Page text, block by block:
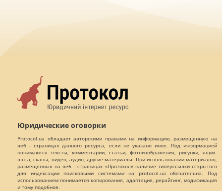
Юридические оговорки
Protocol.ua обладает авторскими правами на информацию, размещенную на
веб - страницах данного ресурса, если не указано иное. Под информацией
понимаются тексты, комментарии, статьи, фотоизображения, рисунки, ящик-
шота, сканы, видео, аудио, другие материалы. При использовании материалов,
размещенных на веб - страницах «Протокол» наличие гиперссылки открытого
для индексации поисковыми системами на protocol.ua обязательна. Под
использованием понимается копирования, адаптация, рерайтинг, модификация
и тому подобное.